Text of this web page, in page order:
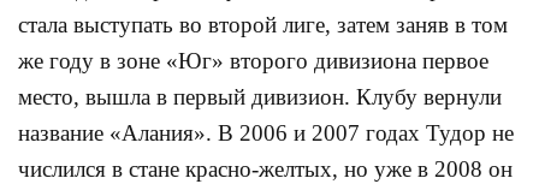
стала выступать во второй лиге, затем заняв в том
же году в зоне «Юг» второго дивизиона первое
место, вышла в первый дивизион. Клубу вернули
название «Алания». В 2006 и 2007 годах Тудор не
числился в стане красно-желтых, но уже в 2008 он